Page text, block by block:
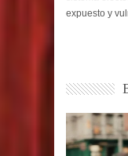
expuesto y